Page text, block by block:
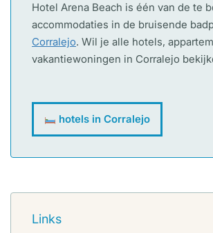
Hotel Arena Beach is één van de te
accommodaties in de bruisende
Corralejo. Wil je alle hotels,
vakantiewoningen in Corralejo
hotels in Corralejo
Links